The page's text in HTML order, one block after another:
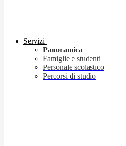
Servizi
Panoramica
Famiglie e studenti
Personale scolastico
Percorsi di studio